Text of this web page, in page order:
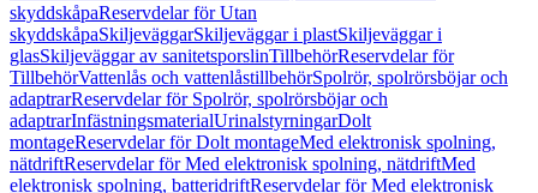
skyddskåpaReservdelar för Utan
skyddskåpaSkiljeväggarSkiljeväggar i plastSkiljeväggar i
glasSkiljeväggar av sanitetsporslinTillbehörReservdelar för
TillbehörVattenlås och vattenlåstillbehörSpolrör, spolrörsböjar och
adaptrarReservdelar för Spolrör, spolrörsböjar och
adaptrarInfästningsmaterialUrinalstyrningarDolt
montageReservdelar för Dolt montageMed elektronisk spolning,
nätdriftReservdelar för Med elektronisk spolning, nätdriftMed
elektronisk spolning, batteridriftReservdelar för Med elektronisk